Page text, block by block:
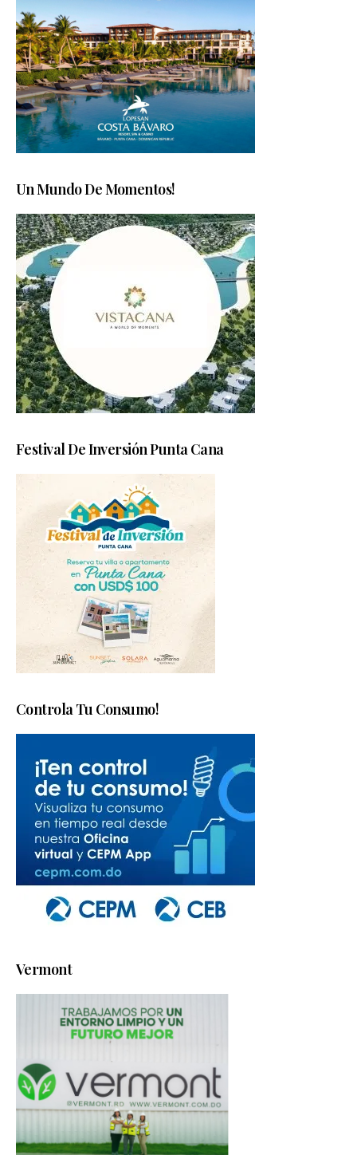
Un Mundo De Momentos!
Festival De Inversión Punta Cana
Controla Tu Consumo!
Vermont